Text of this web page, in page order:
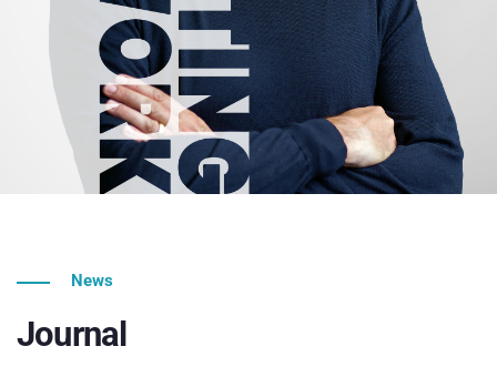
News
Journal